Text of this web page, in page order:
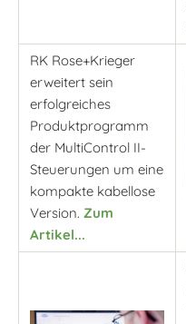
RK Rose+Krieger
erweitert sein
erfolgreiches
Produktprogramm
der MultiControl II-
Steuerungen um eine
kompakte kabellose
Version. Zum
Artikel...